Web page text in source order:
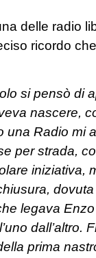
delle radio
ricordo
si pensò di
nascere,
una Radio mi
per strada,
iniziativa,
dovuta
legava
dall’altro.
prima